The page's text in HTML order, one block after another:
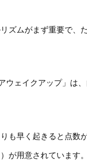
ズムがまず重要で、
ウェイクアップ」は
も早く起きると点数
が用意されています。